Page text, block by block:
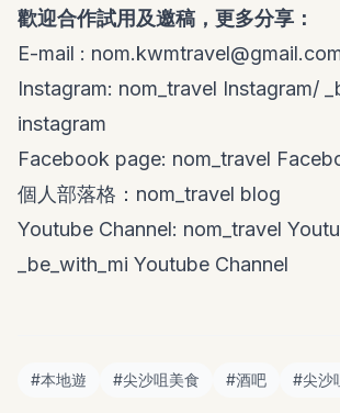
歡迎合作試用及邀稿，更多分享：
E-mail :
Instagram: nom_travel Instagram/
instagram
Facebook page: nom_travel
個人部落格： nom_travel blog
Youtube Channel: nom_travel
_be_with_mi Youtube Channel
#本地遊 #尖沙咀美食 #酒吧 #尖沙